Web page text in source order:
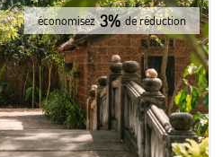
économisez 3% de réduction